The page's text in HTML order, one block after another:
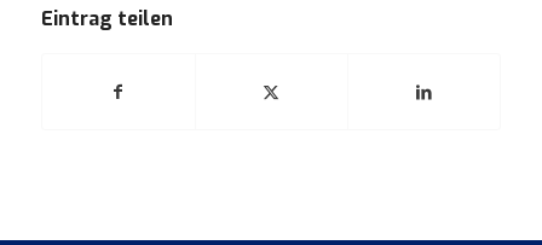
Eintrag teilen